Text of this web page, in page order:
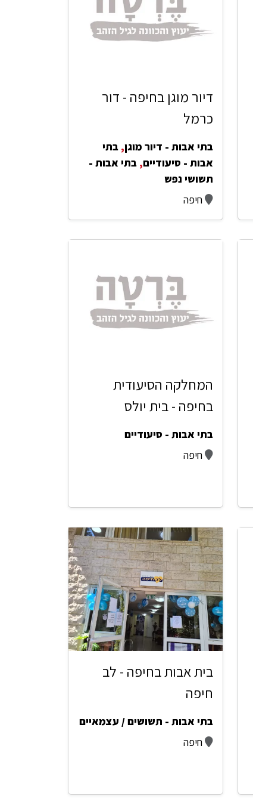
דיור מוגן בחיפה - דור
כרמל
בתי אבות - דיור מוגן, בתי
אבות - סיעודיים, בתי אבות -
תשושי נפש
חיפה
המחלקה הסיעודית
בחיפה - בית יולס
בתי אבות - סיעודיים
חיפה
בית אבות בחיפה - לב
חיפה
בתי אבות - תשושים / עצמאיים
חיפה